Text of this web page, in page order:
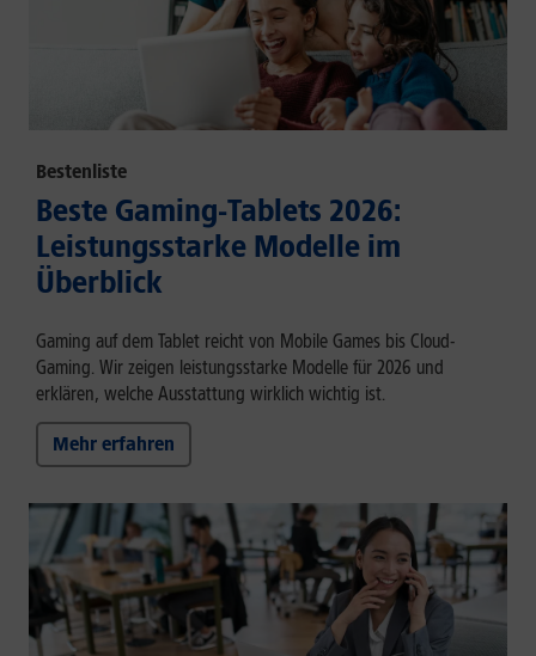
Bestenliste
Beste Gaming-Tablets 2026:
Leistungsstarke Modelle im
Überblick
Gaming auf dem Tablet reicht von Mobile Games bis Cloud-
Gaming. Wir zeigen leistungsstarke Modelle für 2026 und
erklären, welche Ausstattung wirklich wichtig ist.
Mehr erfahren